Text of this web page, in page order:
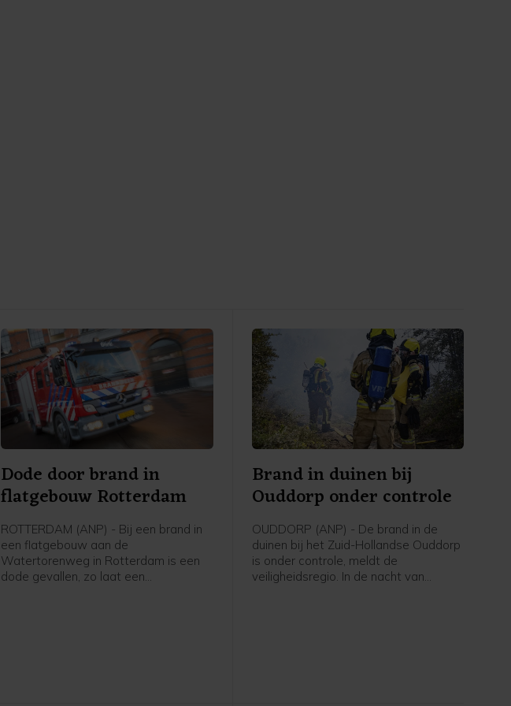
Dode door brand in
flatgebouw Rotterdam
ROTTERDAM (ANP) - Bij een brand in
een flatgebouw aan de
Watertorenweg in Rotterdam is een
dode gevallen, zo laat een
Brand in duinen bij
Ouddorp onder controle
OUDDORP (ANP) - De brand in de
duinen bij het Zuid-Hollandse Ouddorp
is onder controle, meldt de
veiligheidsregio. In de nacht van